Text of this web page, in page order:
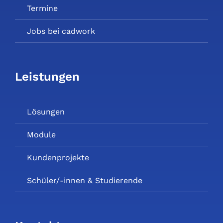
Termine
Jobs bei cadwork
Leistungen
Lösungen
Module
Kundenprojekte
Schüler/-innen & Studierende